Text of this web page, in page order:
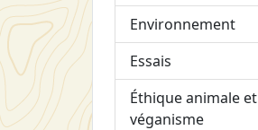
Environnement
Essais
Éthique animale et
véganisme